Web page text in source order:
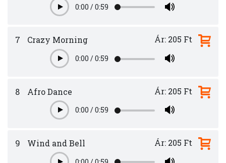
Play0:00 /0:59
7 Crazy Morning
Play0:00 /0:59
Ár: 205 Ft
8 Afro Dance
Play0:00 /0:59
Ár: 205 Ft
9 Wind and Bell Ár: 205 Ft